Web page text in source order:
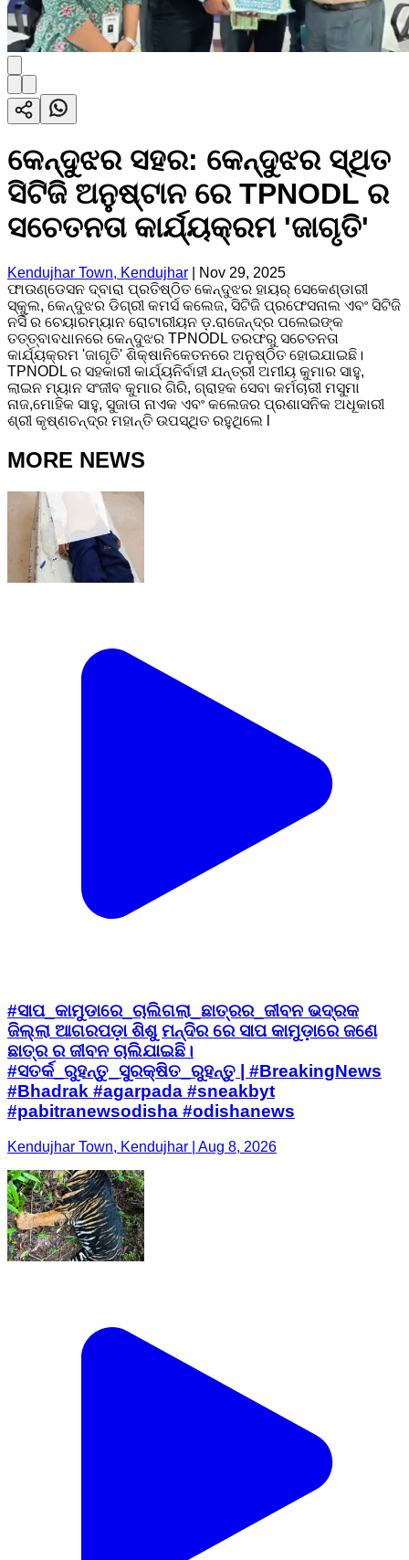
କେନ୍ଦୁଝର ସହର: କେନ୍ଦୁଝର ସ୍ଥିତ
ସିଟିଜି ଅନୁଷ୍ଟାନ ରେ TPNODL ର
ସଚେତନତା କାର୍ଯ୍ୟକ୍ରମ 'ଜାଗୃତି'
Kendujhar Town, Kendujhar
Nov 29, 2025
ଫାଉଣ୍ଡେସନ ଦ୍ବାରା ପ୍ରତିଷ୍ଠିତ କେନ୍ଦୁଝର ହାୟର୍ ସେକେଣ୍ଡାରୀ
ସ୍କୁଲ, କେନ୍ଦୁଝର ଡିଗ୍ରୀ କମର୍ସ କଲେଜ, ସିଟିଜି ପ୍ରଫେସନାଲ ଏବଂ ସିଟିଜି
ନର୍ସି ର ଚେୟାରମ୍ୟାନ ରୋଟାରୀୟନ ଡ଼.ରାଜେନ୍ଦ୍ର ପଲେଇଙ୍କ
ତତ୍ତ୍ବାବଧାନରେ କେନ୍ଦୁଝର TPNODL ତରଫରୁ ସଚେତନତା
କାର୍ଯ୍ୟକ୍ରମ 'ଜାଗୃତି' ଶିକ୍ଷାନିକେତନରେ ଅନୁଷ୍ଠିତ ହୋଇଯାଇଛି।
TPNODL ର ସହକାରୀ କାର୍ଯ୍ୟନିର୍ବାହୀ ଯନ୍ତ୍ରୀ ଅମୀୟ କୁମାର ସାହୁ,
ଲାଇନ ମ୍ୟାନ ସଂଜୀବ କୁମାର ଗିରି, ଗ୍ରାହକ ସେବା କର୍ମଚାରୀ ମସୁମା
ନାଜ,ମୋହିକ ସାହୁ, ସୁଜାତା ନାଏକ ଏବଂ କଲେଜର ପ୍ରଶାସନିକ ଅଧୂକାରୀ
ଶ୍ରୀ କୃଷ୍ଣଚନ୍ଦ୍ର ମହାନ୍ତି ଉପସ୍ଥିତ ରହୁଥିଲେ l
MORE NEWS
#ସାପ_କାମୁଡାରେ_ଚାଲିଗଲା_ଛାତ୍ରର_ଜୀବନ ଭଦ୍ରକ
ଜିଲ୍ଲା ଆଗରପଡ଼ା ଶିଶୁ ମନ୍ଦିର ରେ ସାପ କାମୁଡ଼ାରେ ଜଣେ
ଛାତ୍ର ର ଜୀବନ ଚାଲିଯାଇଛି।
#ସତର୍କ_ରୁହନ୍ତୁ_ସୁରକ୍ଷିତ_ରୁହନ୍ତୁ | #BreakingNews
#Bhadrak #agarpada #sneakbyt
#pabitranewsodisha #odishanews
Kendujhar Town, Kendujhar | Aug 8, 2026